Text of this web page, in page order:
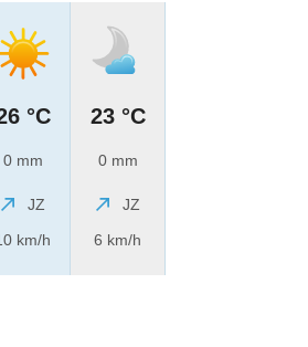
°C
0 mm
JZ
km/h
23 °C
0 mm
JZ
6 km/h